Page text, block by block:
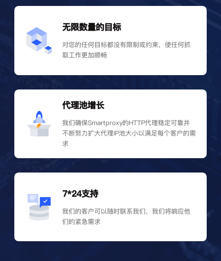
无限数量的目标
对您的任何目标都没有限制或约束，使任何抓
取工作更加顺畅
代理池增长
我们确保Smartproxy的HTTP代理稳定可靠并
不断努力扩大代理IP池大小以满足每个客户的需
求
7*24支持
我们的客户可以随时联系我们，我们将响应他
们的紧急需求